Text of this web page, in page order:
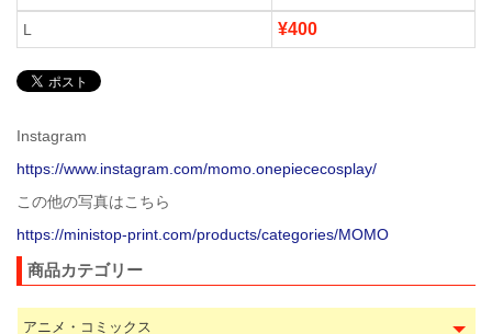
L ¥400
Instagram
https://www.instagram.com/momo.onepiececosplay/
この他の写真はこちら
https://ministop-print.com/products/categories/MOMO
商品カテゴリー
アニメ・コミックス